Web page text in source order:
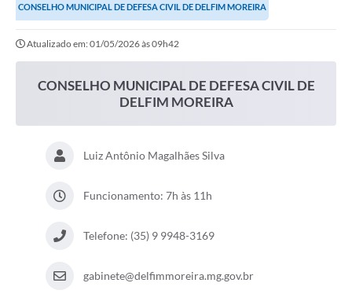
Editais
CAPINA ECOLÓGICA
Listas de Espera - Unidade Básica de Saúde
DOCUMENTOS
ALDIR BLANC 2025
CONSELHO MUNICIPAL DE DEFESA CIVIL DE DELFIM MOREIRA
Atualizado em: 01/05/2026 às 09h42
CONSELHO MUNICIPAL DE DEFESA CIVIL DE
DELFIM MOREIRA
Luiz Antônio Magalhães Silva
Funcionamento: 7h às 11h
Telefone: (35) 9 9948-3169
gabinete@delfimmoreira.mg.gov.br